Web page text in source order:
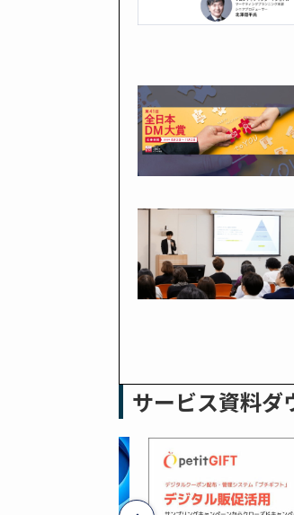
サービス資料ダ